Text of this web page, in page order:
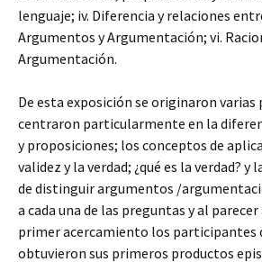
lenguaje; iv. Diferencia y relaciones
Argumentos y Argumentación; vi.
Argumentación.
De esta exposición se originaron varias
centraron particularmente en la
y proposiciones; los conceptos de
validez y la verdad; ¿qué es la verdad?
de distinguir argumentos /
a cada una de las preguntas y al
primer acercamiento los participantes
obtuvieron sus primeros productos